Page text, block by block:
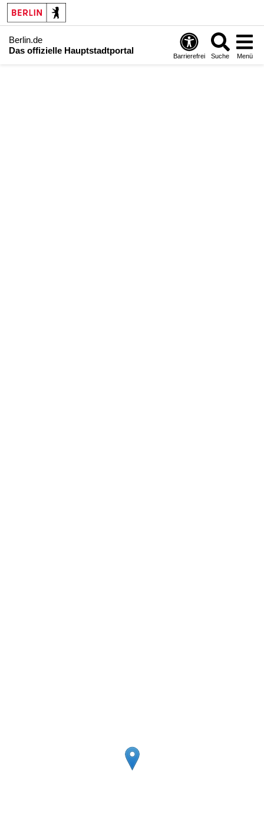
Berlin.de
Das offizielle Hauptstadtportal
Barrierefrei Suche Menü